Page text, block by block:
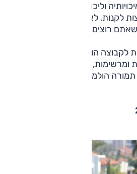
וליכולות שלה בכביש, היא
לקנות, לא בגלל שיש לה ארבע
רוצים אותה בחניה שלכם.
הולכת וגדלה של מכוניות
ומרשימות, המוצעות במחיר שאינו
הולמת לתוספת הפרמיה